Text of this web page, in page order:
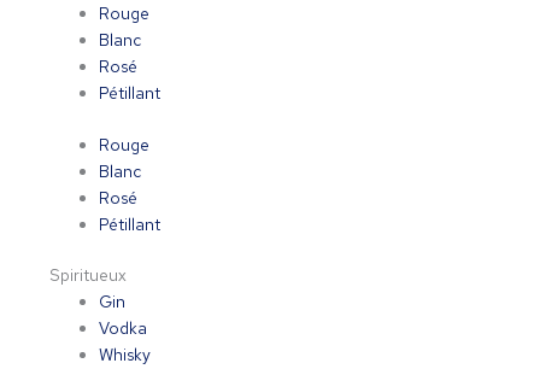
Rouge
Blanc
Rosé
Pétillant
Rouge
Blanc
Rosé
Pétillant
Spiritueux
Gin
Vodka
Whisky